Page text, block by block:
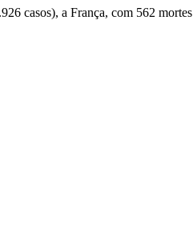
casos), a França, com 562